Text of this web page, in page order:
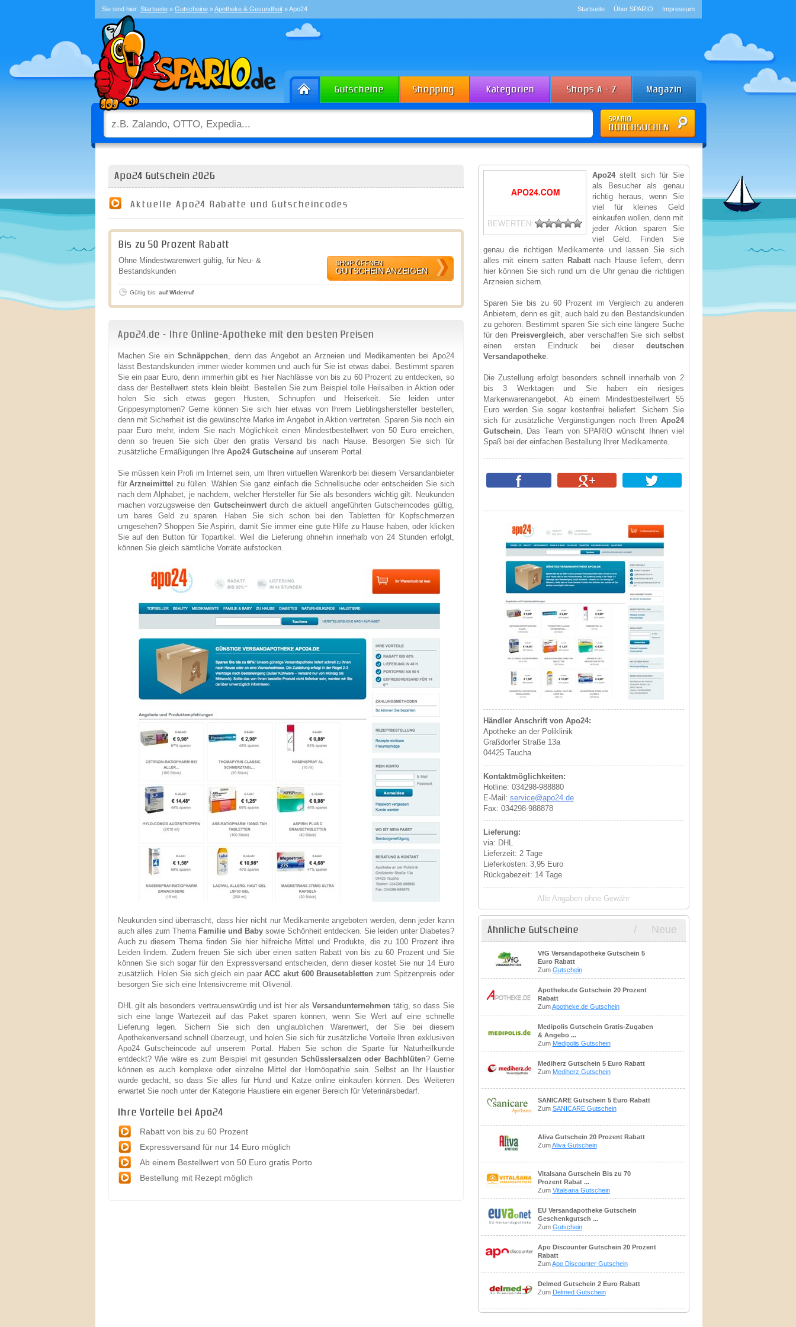
Sie sind hier: Startseite» Gutscheine»Apotheke & Gesundheit» Apo24 Startseite Über SPARIO Impressum
Apo24 Gutschein 2026
Aktuelle Apo24 Rabatte und Gutscheincodes
Bis zu 50 Prozent Rabatt
Ohne Mindestwarenwert gültig, für Neu- &
Bestandskunden
SHOP ÖFFNEN
GUTSCHEIN ANZEIGEN
Gültig bis: auf Widerruf
Apo24.de - Ihre Online-Apotheke mit den besten Preisen
Machen Sie ein Schnäppchen, denn das Angebot an Arzneien und Medikamenten bei Apo24
lässt Bestandskunden immer wieder kommen und auch für Sie ist etwas dabei. Bestimmt sparen
Sie ein paar Euro, denn immerhin gibt es hier Nachlässe von bis zu 60 Prozent zu entdecken, so
dass der Bestellwert stets klein bleibt. Bestellen Sie zum Beispiel tolle Heilsalben in Aktion oder
holen Sie sich etwas gegen Husten, Schnupfen und Heiserkeit. Sie leiden unter
Grippesymptomen? Gerne können Sie sich hier etwas von Ihrem Lieblingshersteller bestellen,
denn mit Sicherheit ist die gewünschte Marke im Angebot in Aktion vertreten. Sparen Sie noch ein
paar Euro mehr, indem Sie nach Möglichkeit einen Mindestbestellwert von 50 Euro erreichen,
denn so freuen Sie sich über den gratis Versand bis nach Hause. Besorgen Sie sich für
zusätzliche Ermäßigungen Ihre Apo24 Gutscheineauf unserem Portal.
Sie müssen kein Profi im Internet sein, um Ihren virtuellen Warenkorb bei diesem Versandanbieter
fürArzneimittel zu füllen. Wählen Sie ganz einfach die Schnellsuche oder entscheiden Sie sich
nach dem Alphabet, je nachdem, welcher Hersteller für Sie als besonders wichtig gilt. Neukunden
machen vorzugsweise den Gutscheinwertdurch die aktuell angeführten Gutscheincodes gültig,
um bares Geld zu sparen. Haben Sie sich schon bei den Tabletten für Kopfschmerzen
umgesehen? Shoppen Sie Aspirin, damit Sie immer eine gute Hilfe zu Hause haben, oder klicken
Sie auf den Button für Topartikel. Weil die Lieferung ohnehin innerhalb von 24 Stunden erfolgt,
können Sie gleich sämtliche Vorräte aufstocken.
Neukunden sind überrascht, dass hier nicht nur Medikamente angeboten werden, denn jeder kann
auch alles zum Thema Familie und Babysowie Schönheit entdecken. Sie leiden unter Diabetes?
Auch zu diesem Thema finden Sie hier hilfreiche Mittel und Produkte, die zu 100 Prozent ihre
Leiden lindern. Zudem freuen Sie sich über einen satten Rabatt von bis zu 60 Prozent und Sie
können Sie sich sogar für den Expressversand entscheiden, denn dieser kostet Sie nur 14 Euro
zusätzlich. Holen Sie sich gleich ein paarACC akut 600 Brausetabletten zum Spitzenpreis oder
besorgen Sie sich eine Intensivcreme mit Olivenöl.
DHL gilt als besonders vertrauenswürdig und ist hier alsVersandunternehmen tätig, so dass Sie
sich eine lange Wartezeit auf das Paket sparen können, wenn Sie Wert auf eine schnelle
Lieferung legen. Sichern Sie sich den unglaublichen Warenwert, der Sie bei diesem
Apothekenversand schnell überzeugt, und holen Sie sich für zusätzliche Vorteile Ihren exklusiven
Apo24 Gutscheincode auf unserem Portal. Haben Sie schon die Sparte für Naturheilkunde
entdeckt? Wie wäre es zum Beispiel mit gesunden Schüsslersalzen oder Bachblüten? Gerne
können es auch komplexe oder einzelne Mittel der Homöopathie sein. Selbst an Ihr Haustier
wurde gedacht, so dass Sie alles für Hund und Katze online einkaufen können. Des Weiteren
erwartet Sie noch unter der Kategorie Haustiere ein eigener Bereich für Veterinärsbedarf.
Ihre Vorteile bei Apo24
Rabatt von bis zu 60 Prozent
Expressversand für nur 14 Euro möglich
Ab einem Bestellwert von 50 Euro gratis Porto
Bestellung mit Rezept möglich
BEWERTEN:
Apo24stellt sich für Sie
als Besucher als genau
richtig heraus, wenn Sie
viel für kleines Geld
einkaufen wollen, denn mit
jeder Aktion sparen Sie
viel Geld. Finden Sie
genau die richtigen Medikamente und lassen Sie sich
alles mit einem satten Rabattnach Hause liefern, denn
hier können Sie sich rund um die Uhr genau die richtigen
Arzneien sichern.
Sparen Sie bis zu 60 Prozent im Vergleich zu anderen
Anbietern, denn es gilt, auch bald zu den Bestandskunden
zu gehören. Bestimmt sparen Sie sich eine längere Suche
für den Preisvergleich, aber verschaffen Sie sich selbst
einen ersten Eindruck bei dieser deutschen
Versandapotheke.
Die Zustellung erfolgt besonders schnell innerhalb von 2
bis 3 Werktagen und Sie haben ein riesiges
Markenwarenangebot. Ab einem Mindestbestellwert 55
Euro werden Sie sogar kostenfrei beliefert. Sichern Sie
sich für zusätzliche Vergünstigungen noch Ihren Apo24
Gutschein. Das Team von SPARIO wünscht Ihnen viel
Spaß bei der einfachen Bestellung Ihrer Medikamente.
Händler Anschrift von Apo24:
Apotheke an der Poliklinik
Graßdorfer Straße 13a
04425 Taucha
Kontaktmöglichkeiten:
Hotline: 034298-988880
E-Mail: service@apo24.de
Fax: 034298-988878
Lieferung:
via: DHL
Lieferzeit: 2 Tage
Lieferkosten: 3,95 Euro
Rückgabezeit: 14 Tage
Alle Angaben ohne Gewähr
Ähnliche Gutscheine / Neue
VfG Versandapotheke Gutschein 5
Euro Rabatt
Zum Gutschein
Apotheke.de Gutschein 20 Prozent
Rabatt
ZumApotheke.de Gutschein
Medipolis Gutschein Gratis-Zugaben
& Angebo ...
Zum Medipolis Gutschein
Mediherz Gutschein 5 Euro Rabatt
Zum Mediherz Gutschein
SANICARE Gutschein 5 Euro Rabatt
Zum SANICARE Gutschein
Aliva Gutschein 20 Prozent Rabatt
ZumAliva Gutschein
Vitalsana Gutschein Bis zu 70
Prozent Rabat ...
Zum Vitalsana Gutschein
EU Versandapotheke Gutschein
Geschenkgutsch ...
Zum Gutschein
Apo Discounter Gutschein 20 Prozent
Rabatt
ZumApo Discounter Gutschein
Delmed Gutschein 2 Euro Rabatt
Zum Delmed Gutschein